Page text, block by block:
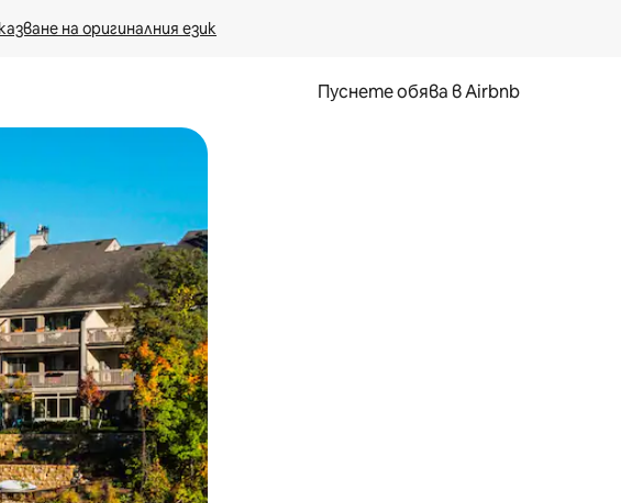
на оригиналния език
Пуснете обява в Airbnb
с докосване или плъзгане.